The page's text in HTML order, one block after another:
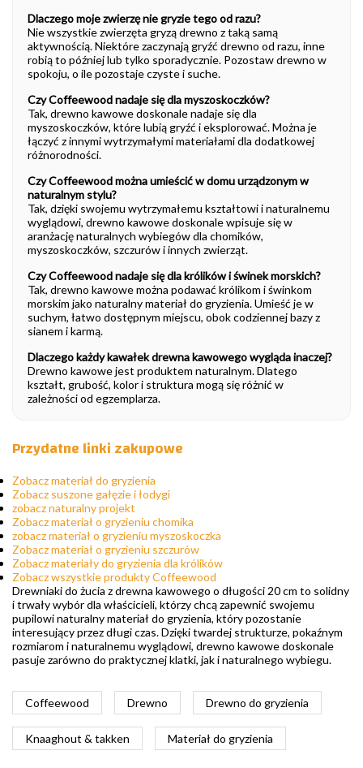
Dlaczego moje zwierzę nie gryzie tego od razu?
Nie wszystkie zwierzęta gryzą drewno z taką samą
aktywnością. Niektóre zaczynają gryźć drewno od razu, inne
robią to później lub tylko sporadycznie. Pozostaw drewno w
spokoju, o ile pozostaje czyste i suche.
Czy Coffeewood nadaje się dla myszoskoczków?
Tak, drewno kawowe doskonale nadaje się dla
myszoskoczków, które lubią gryźć i eksplorować. Można je
łączyć z innymi wytrzymałymi materiałami dla dodatkowej
różnorodności.
Czy Coffeewood można umieścić w domu urządzonym w
naturalnym stylu?
Tak, dzięki swojemu wytrzymałemu kształtowi i naturalnemu
wyglądowi, drewno kawowe doskonale wpisuje się w
aranżację naturalnych wybiegów dla chomików,
myszoskoczków, szczurów i innych zwierząt.
Czy Coffeewood nadaje się dla królików i świnek morskich?
Tak, drewno kawowe można podawać królikom i świnkom
morskim jako naturalny materiał do gryzienia. Umieść je w
suchym, łatwo dostępnym miejscu, obok codziennej bazy z
sianem i karmą.
Dlaczego każdy kawałek drewna kawowego wygląda inaczej?
Drewno kawowe jest produktem naturalnym. Dlatego
kształt, grubość, kolor i struktura mogą się różnić w
zależności od egzemplarza.
Przydatne linki zakupowe
Zobacz materiał do gryzienia
Zobacz suszone gałęzie i łodygi
zobacz naturalny projekt
Zobacz materiał o gryzieniu chomika
zobacz materiał o gryzieniu myszoskoczka
Zobacz materiał o gryzieniu szczurów
Zobacz materiały do gryzienia dla królików
Zobacz wszystkie produkty Coffeewood
Drewniaki do żucia z drewna kawowego o długości 20 cm to solidny
i trwały wybór dla właścicieli, którzy chcą zapewnić swojemu
pupilowi naturalny materiał do gryzienia, który pozostanie
interesujący przez długi czas. Dzięki twardej strukturze, pokaźnym
rozmiarom i naturalnemu wyglądowi, drewno kawowe doskonale
pasuje zarówno do praktycznej klatki, jak i naturalnego wybiegu.
Coffeewood Drewno Drewno do gryzienia
Knaaghout & takken Materiał do gryzienia